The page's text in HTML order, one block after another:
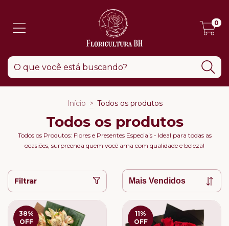
0
Início > Todos os produtos
Todos os produtos
Todos os Produtos: Flores e Presentes Especiais - Ideal para todas as
ocasiões, surpreenda quem você ama com qualidade e beleza!
Filtrar
38%
OFF
11%
OFF